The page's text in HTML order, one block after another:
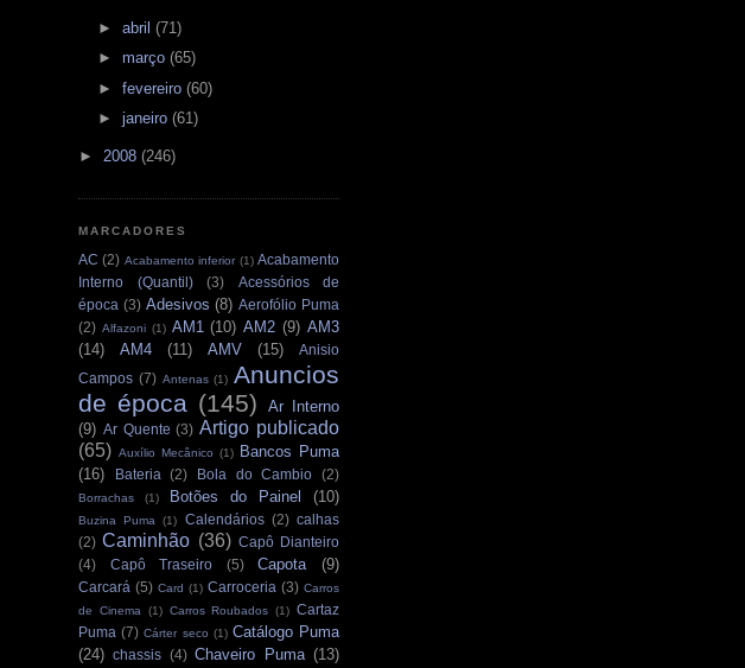
► abril (71)
► março (65)
► fevereiro (60)
► janeiro (61)
► 2008 (246)
MARCADORES
AC (2) Acabamento inferior (1) Acabamento
Interno (Quantil)
(3)
Acessórios de
época (3) Adesivos (8) Aerofólio Puma
(2) Alfazoni (1) AM1 (10) AM2 (9) AM3
(14)
AM4 (11) AMV (15)
Anisio
Campos (7) Antenas (1) Anuncios
de época (145)
Ar Interno
(9) Ar Quente (3) Artigo publicado
(65) Auxílio Mecânico (1)
Bancos Puma
(16)
Bateria (2) Bola do Cambio (2)
Borrachas (1) Botões do Painel (10)
Buzina Puma (1) Calendários (2) calhas
(2) Caminhão (36) Capô Dianteiro
(4)
Capô Traseiro (5) Capota (9)
Carcará (5) Card (1) Carroceria (3) Carros
de Cinema (1) Carros Roubados (1) Cartaz
Puma (7) Cárter seco (1) Catálogo Puma
(24) chassis (4) Chaveiro Puma (13)